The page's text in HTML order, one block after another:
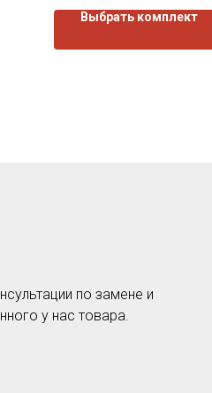
изнутри.
Выбрать комплект
по замене и
у нас товара.